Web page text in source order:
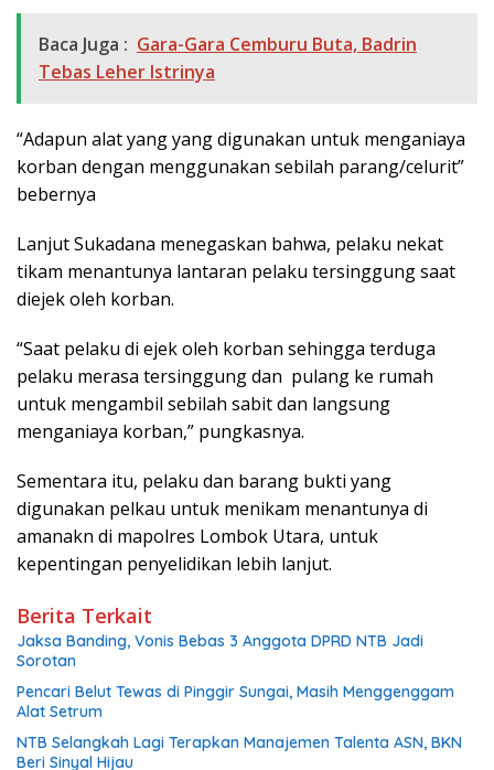
Baca Juga : Gara-Gara Cemburu Buta, Badrin
Tebas Leher Istrinya
“Adapun alat yang yang digunakan untuk menganiaya
korban dengan menggunakan sebilah parang/celurit”
bebernya
Lanjut Sukadana menegaskan bahwa, pelaku nekat
tikam menantunya lantaran pelaku tersinggung saat
diejek oleh korban.
“Saat pelaku di ejek oleh korban sehingga terduga
pelaku merasa tersinggung dan pulang ke rumah
untuk mengambil sebilah sabit dan langsung
menganiaya korban,” pungkasnya.
Sementara itu, pelaku dan barang bukti yang
digunakan pelkau untuk menikam menantunya di
amanakn di mapolres Lombok Utara, untuk
kepentingan penyelidikan lebih lanjut.
Berita Terkait
Jaksa Banding, Vonis Bebas 3 Anggota DPRD NTB Jadi
Sorotan
Pencari Belut Tewas di Pinggir Sungai, Masih Menggenggam
Alat Setrum
NTB Selangkah Lagi Terapkan Manajemen Talenta ASN, BKN
Beri Sinyal Hijau